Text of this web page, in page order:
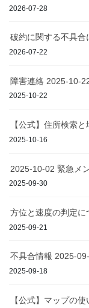
2026-07-28
破約に関する不具合
2026-07-22
障害連絡 2025-10-
2025-10-22
【公式】住所検索
2025-10-16
2025-10-02 緊急メ
2025-09-30
方位と速度の判定に
2025-09-21
不具合情報 2025-
2025-09-18
【公式】マップの使